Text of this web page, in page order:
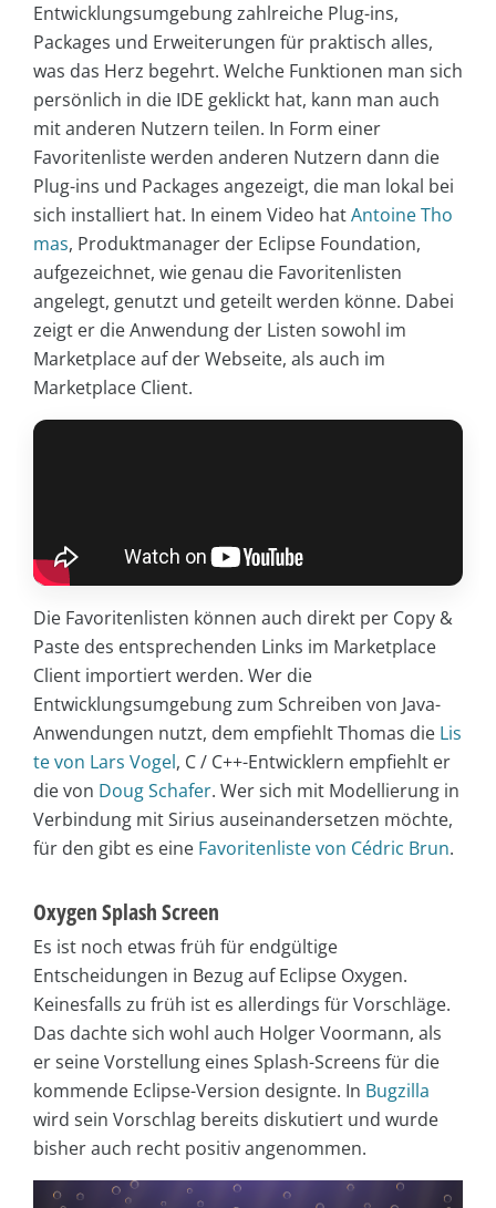
Entwicklungsumgebung zahlreiche Plug-ins,
Packages und Erweiterungen für praktisch alles,
was das Herz begehrt. Welche Funktionen man sich
persönlich in die IDE geklickt hat, kann man auch
mit anderen Nutzern teilen. In Form einer
Favoritenliste werden anderen Nutzern dann die
Plug-ins und Packages angezeigt, die man lokal bei
sich installiert hat. In einem Video hatAntoine Tho
mas, Produktmanager der Eclipse Foundation,
aufgezeichnet, wie genau die Favoritenlisten
angelegt, genutzt und geteilt werden könne. Dabei
zeigt er die Anwendung der Listen sowohl im
Marketplace auf der Webseite, als auch im
Marketplace Client.
Die Favoritenlisten können auch direkt per Copy &
Paste des entsprechenden Links im Marketplace
Client importiert werden. Wer die
Entwicklungsumgebung zum Schreiben von Java-
Anwendungen nutzt, dem empfiehlt Thomas die Lis
te von Lars Vogel, C / C++-Entwicklern empfiehlt er
die von Doug Schafer. Wer sich mit Modellierung in
Verbindung mit Sirius auseinandersetzen möchte,
für den gibt es eine Favoritenliste von Cédric Brun.
Oxygen Splash Screen
Es ist noch etwas früh für endgültige
Entscheidungen in Bezug auf Eclipse Oxygen.
Keinesfalls zu früh ist es allerdings für Vorschläge.
Das dachte sich wohl auch Holger Voormann, als
er seine Vorstellung eines Splash-Screens für die
kommende Eclipse-Version designte. In Bugzilla
wird sein Vorschlag bereits diskutiert und wurde
bisher auch recht positiv angenommen.